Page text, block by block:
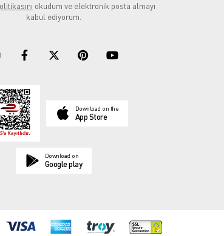
okudum ve elektronik posta almayı
kabul ediyorum.
Download on the
App Store
Download on
Google play